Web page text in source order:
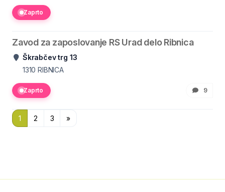
Zaprto
Zavod za zaposlovanje RS Urad delo Ribnica
Škrabčev trg 13
1310 RIBNICA
Zaprto 9
1 2 3 »